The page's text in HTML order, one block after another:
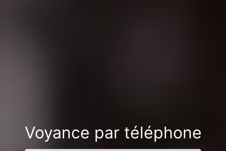
Voyance par téléphone